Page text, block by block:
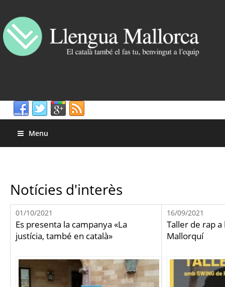
Menu
Notícies d'interès
01/10/2021
Es presenta la campanya «La
justícia, també en català»
16/09/2021
Taller de rap a
Mallorquí